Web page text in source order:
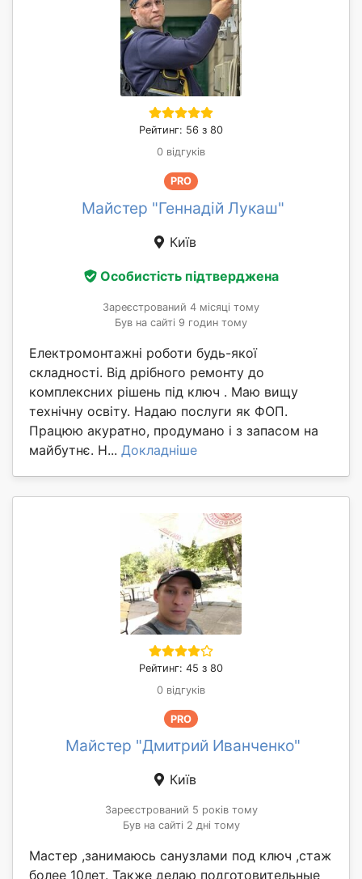
Рейтинг: 56 з 80
0 відгуків
PRO
Майстер "Геннадій Лукаш"
Київ
Особистість підтверджена
Зареєстрований 4 місяці тому
Був на сайті 9 годин тому
Електромонтажні роботи будь-якої
складності. Від дрібного ремонту до
комплексних рішень під ключ . Маю вищу
технічну освіту. Надаю послуги як ФОП.
Працюю акуратно, продумано і з запасом на
майбутнє. Н... Докладніше
Рейтинг: 45 з 80
0 відгуків
PRO
Майстер "Дмитрий Иванченко"
Київ
Зареєстрований 5 років тому
Був на сайті 2 дні тому
Мастер ,занимаюсь санузлами под ключ ,стаж
более 10лет. Также делаю подготовительные